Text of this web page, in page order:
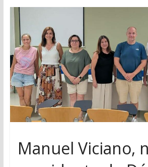
Manuel Viciano,